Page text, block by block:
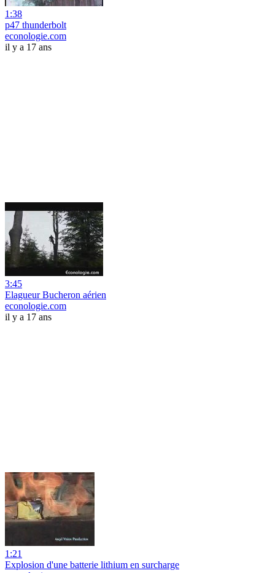
1:38
p47 thunderbolt
econologie.com
il y a 17 ans
3:45
Elagueur Bucheron aérien
econologie.com
il y a 17 ans
1:21
Explosion d'une batterie lithium en surcharge